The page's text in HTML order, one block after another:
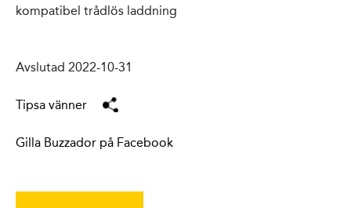
kompatibel trådlös laddning
Avslutad 2022-10-31
Tipsa vänner
Gilla Buzzador på Facebook